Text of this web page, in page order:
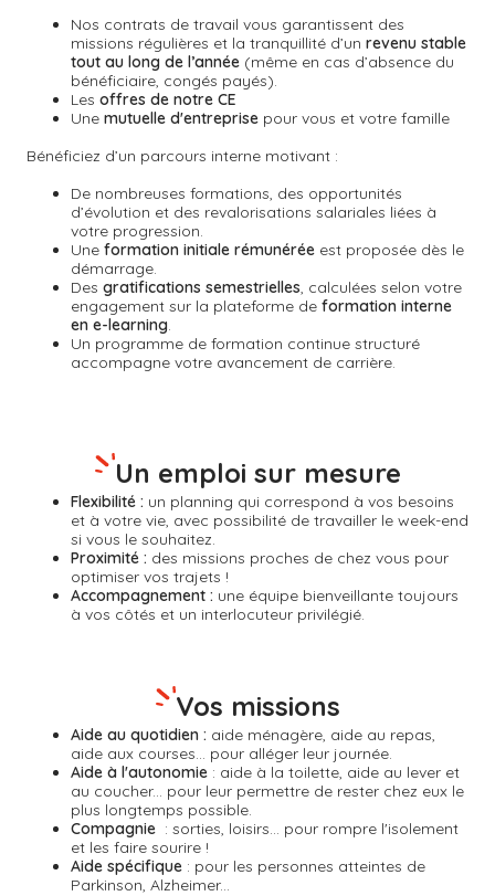
Nos contrats de travail vous garantissent des
missions régulières et la tranquillité d’un revenu stable
tout au long de l’année (même en cas d’absence du
bénéficiaire, congés payés).
Les offres de notre CE
Une mutuelle d'entreprise pour vous et votre famille
Bénéficiez d’un parcours interne motivant :
De nombreuses formations, des opportunités
d’évolution et des revalorisations salariales liées à
votre progression.
Une formation initiale rémunérée est proposée dès le
démarrage.
Des gratifications semestrielles, calculées selon votre
engagement sur la plateforme de formation interne
en e-learning.
Un programme de formation continue structuré
accompagne votre avancement de carrière.
Flexibilité : un planning qui correspond à vos besoins
et à votre vie, avec possibilité de travailler le week-end
si vous le souhaitez.
Proximité : des missions proches de chez vous pour
optimiser vos trajets !
Accompagnement : une équipe bienveillante toujours
à vos côtés et un interlocuteur privilégié.
Un emploi sur mesure
Aide au quotidien : aide ménagère, aide au repas,
aide aux courses... pour alléger leur journée.
Aide à l'autonomie : aide à la toilette, aide au lever et
au coucher... pour leur permettre de rester chez eux le
plus longtemps possible.
Compagnie : sorties, loisirs... pour rompre l'isolement
et les faire sourire !
Aide spécifique : pour les personnes atteintes de
Parkinson, Alzheimer...
Vos missions